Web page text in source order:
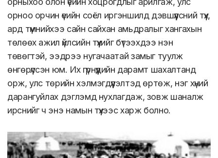
орноо орчин үеийн соёл иргэншилд дэвшүүлсний түүх,
ард түмнийхээ сайн сайхан амьдралыг хангахын
төлөөх ажил үйлсийн түүхийг бүтээхдээ нэн
төвөгтэй, ээдрээ нугачаатай замыг туулж
өнгөрүүлсэн юм. Их гүрнүүдийн дарамт шахалтанд
орж, улс төрийн хэлмэгдүүлэлтэд өртөж, нэг хүний
дарангуйлах дэглэмд нухлагдаж, зовж шаналж
ирснийг ч энэ намын түүхээс харж болно.